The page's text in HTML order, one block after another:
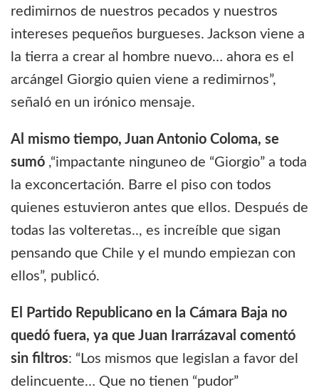
redimirnos de nuestros pecados y nuestros
intereses pequeños burgueses. Jackson viene a
la tierra a crear al hombre nuevo… ahora es el
arcángel Giorgio quien viene a redimirnos”,
señaló en un irónico mensaje.
Al mismo tiempo, Juan Antonio Coloma, se
sumó ,“impactante ninguneo de “Giorgio” a toda
la exconcertación. Barre el piso con todos
quienes estuvieron antes que ellos. Después de
todas las volteretas.., es increíble que sigan
pensando que Chile y el mundo empiezan con
ellos”, publicó.
El Partido Republicano en la Cámara Baja no
quedó fuera, ya que Juan Irarrázaval comentó
sin filtros: “Los mismos que legislan a favor del
delincuente… Que no tienen “pudor”